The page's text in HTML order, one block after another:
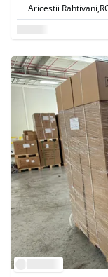
Aricestii Rahtivani,